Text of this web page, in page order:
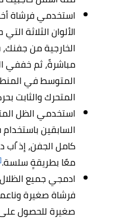
استخدمي فرشاة
الألوان الثلاثة
الخارجية من
مباشرةً، ثم خففي
المتوسط في
المتحرك والثابت
استخدمي الظل
السابقين
كامل الجفن، إذ ًاب
معًا بطريقةٍ سلسة.[٣]
ادمجي جميع
فرشاة صغيرة
صغيرة للحصول